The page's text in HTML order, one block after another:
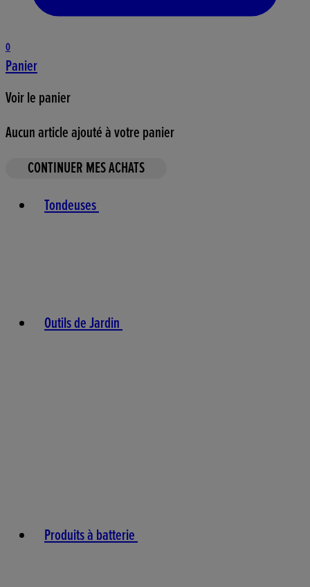
0
Panier
Voir le panier
Aucun article ajouté à votre panier
CONTINUER MES ACHATS
Tondeuses
Outils de Jardin
Produits à batterie